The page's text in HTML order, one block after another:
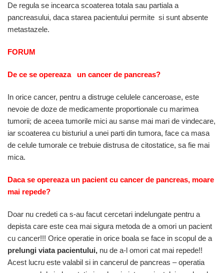
De regula se incearca scoaterea totala sau partiala a
pancreasului, daca starea pacientului permite si sunt absente
metastazele.
FORUM
De ce se opereaza un cancer de pancreas?
In orice cancer, pentru a distruge celulele canceroase, este
nevoie de doze de medicamente proportionale cu marimea
tumorii; de aceea tumorile mici au sanse mai mari de vindecare,
iar scoaterea cu bisturiul a unei parti din tumora, face ca masa
de celule tumorale ce trebuie distrusa de citostatice, sa fie mai
mica.
Daca se opereaza un pacient cu cancer de pancreas, moare
mai repede?
Doar nu credeti ca s-au facut cercetari indelungate pentru a
depista care este cea mai sigura metoda de a omori un pacient
cu cancer!!! Orice operatie in orice boala se face in scopul de a
prelungi viata pacientului, nu de a-l omori cat mai repede!!
Acest lucru este valabil si in cancerul de pancreas – operatia